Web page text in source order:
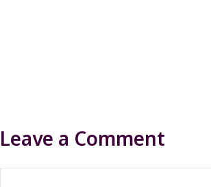
Leave a Comment